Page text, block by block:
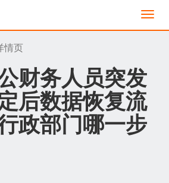
切
换
情页
财务人员突发
后数据恢复流
政部门哪一步